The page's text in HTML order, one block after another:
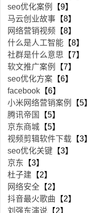
seo优化案例
【9】
马云创业故事 【8】
网络营销视频 【8】
什么是人工智能 【8】
社群是什么意思 【7】
软文推广案例
【7】
seo优化方案 【6】
facebook 【6】
小米网络营销案例
【5】
腾讯帝国
【5】
京东商城 【5】
视频剪辑软件下载 【3】
seo优化关键 【3】
京东 【3】
杜子建 【2】
网络安全 【2】
抖音最火歌曲 【2】
刘强东演说 【2】